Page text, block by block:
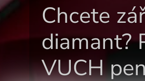
Chcete
diamant?
VUCH